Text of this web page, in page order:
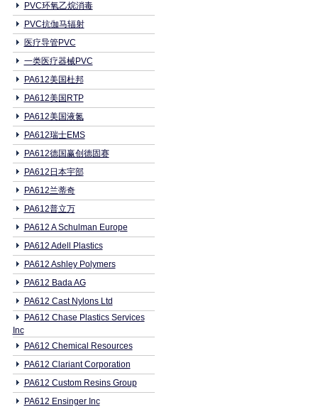
PVC环氧乙烷消毒
PVC抗伽马辐射
医疗导管PVC
一类医疗器械PVC
PA612美国杜邦
PA612美国RTP
PA612美国液氮
PA612瑞士EMS
PA612德国赢创德固赛
PA612日本宇部
PA612兰蒂奇
PA612普立万
PA612 A Schulman Europe
PA612 Adell Plastics
PA612 Ashley Polymers
PA612 Bada AG
PA612 Cast Nylons Ltd
PA612 Chase Plastics Services
Inc
PA612 Chemical Resources
PA612 Clariant Corporation
PA612 Custom Resins Group
PA612 Ensinger Inc